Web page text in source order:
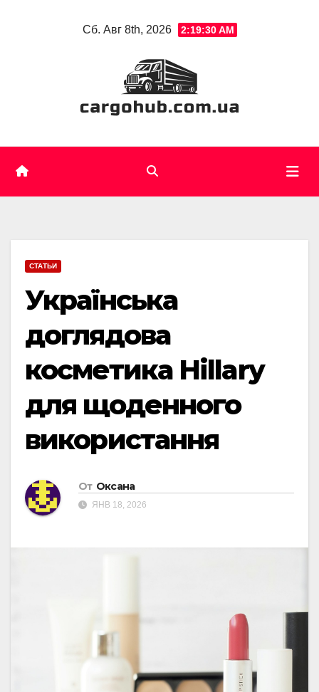
Сб. Авг 8th, 2026 2:19:31 AM
СТАТЬИ
Українська
доглядова
косметика Hillary
для щоденного
використання
От Оксана
ЯНВ 18, 2026